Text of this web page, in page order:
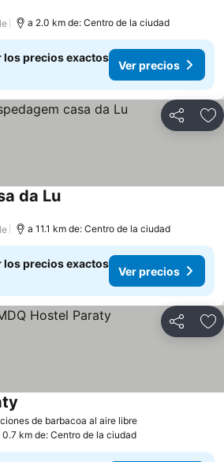
a 2.0 km de: Centro de la ciudad
los precios exactos
Ver precios
Compartir
da Lu
a 11.1 km de: Centro de la ciudad
los precios exactos
Ver precios
Compartir
de barbacoa al aire libre
0.7 km de: Centro de la ciudad